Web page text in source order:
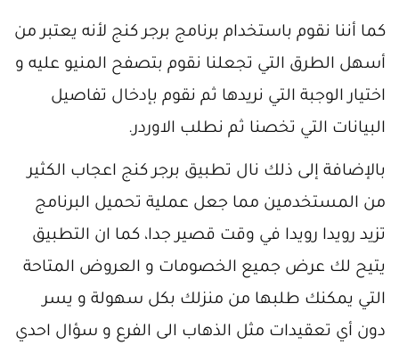
كما أننا نقوم باستخدام برنامج برجر كنج لأنه يعتبر من
أسهل الطرق التي تجعلنا نقوم بتصفح المنيو عليه و
اختيار الوجبة التي نريدها ثم نقوم بإدخال تفاصيل
البيانات التي تخصنا ثم نطلب الاوردر.
بالإضافة إلى ذلك نال تطبيق برجر كنج اعجاب الكثير
من المستخدمين مما جعل عملية تحميل البرنامج
تزيد رويدا رويدا في وقت قصير جدا، كما ان التطبيق
يتيح لك عرض جميع الخصومات و العروض المتاحة
التي يمكنك طلبها من منزلك بكل سهولة و يسر
دون أي تعقيدات مثل الذهاب الى الفرع و سؤال احدي